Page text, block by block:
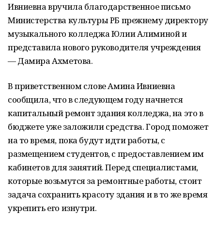
Ивниевна вручила благодарственное письмо
Министерства культуры РБ прежнему директору
музыкального колледжа Юлии Алиминой и
представила нового руководителя учреждения
— Дамира Ахметова.
В приветственном слове Амина Ивниевна
сообщила, что в следующем году начнется
капитальный ремонт здания колледжа, на это в
бюджете уже заложили средства. Город поможет
на то время, пока будут идти работы, с
размещением студентов, с предоставлением им
кабинетов для занятий. Перед специалистами,
которые возьмутся за ремонтные работы, стоит
задача сохранить красоту здания и в то же время
укрепить его изнутри.